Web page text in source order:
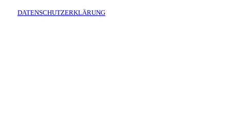
DATENSCHUTZERKLÄRUNG